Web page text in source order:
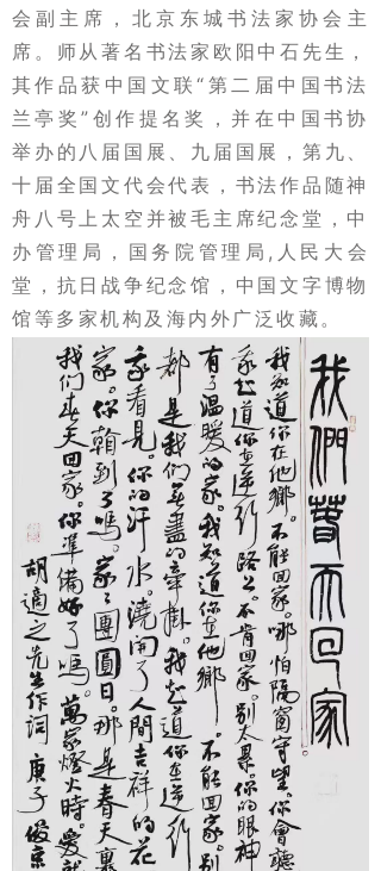
会副主席，北京东城书法家协会主
席。师从著名书法家欧阳中石先生，
其作品获中国文联“第二届中国书法
兰亭奖”创作提名奖，并在中国书协
举办的八届国展、九届国展，第九、
十届全国文代会代表，书法作品随神
舟八号上太空并被毛主席纪念堂，中
办管理局，国务院管理局,人民大会
堂，抗日战争纪念馆，中国文字博物
馆等多家机构及海内外广泛收藏。